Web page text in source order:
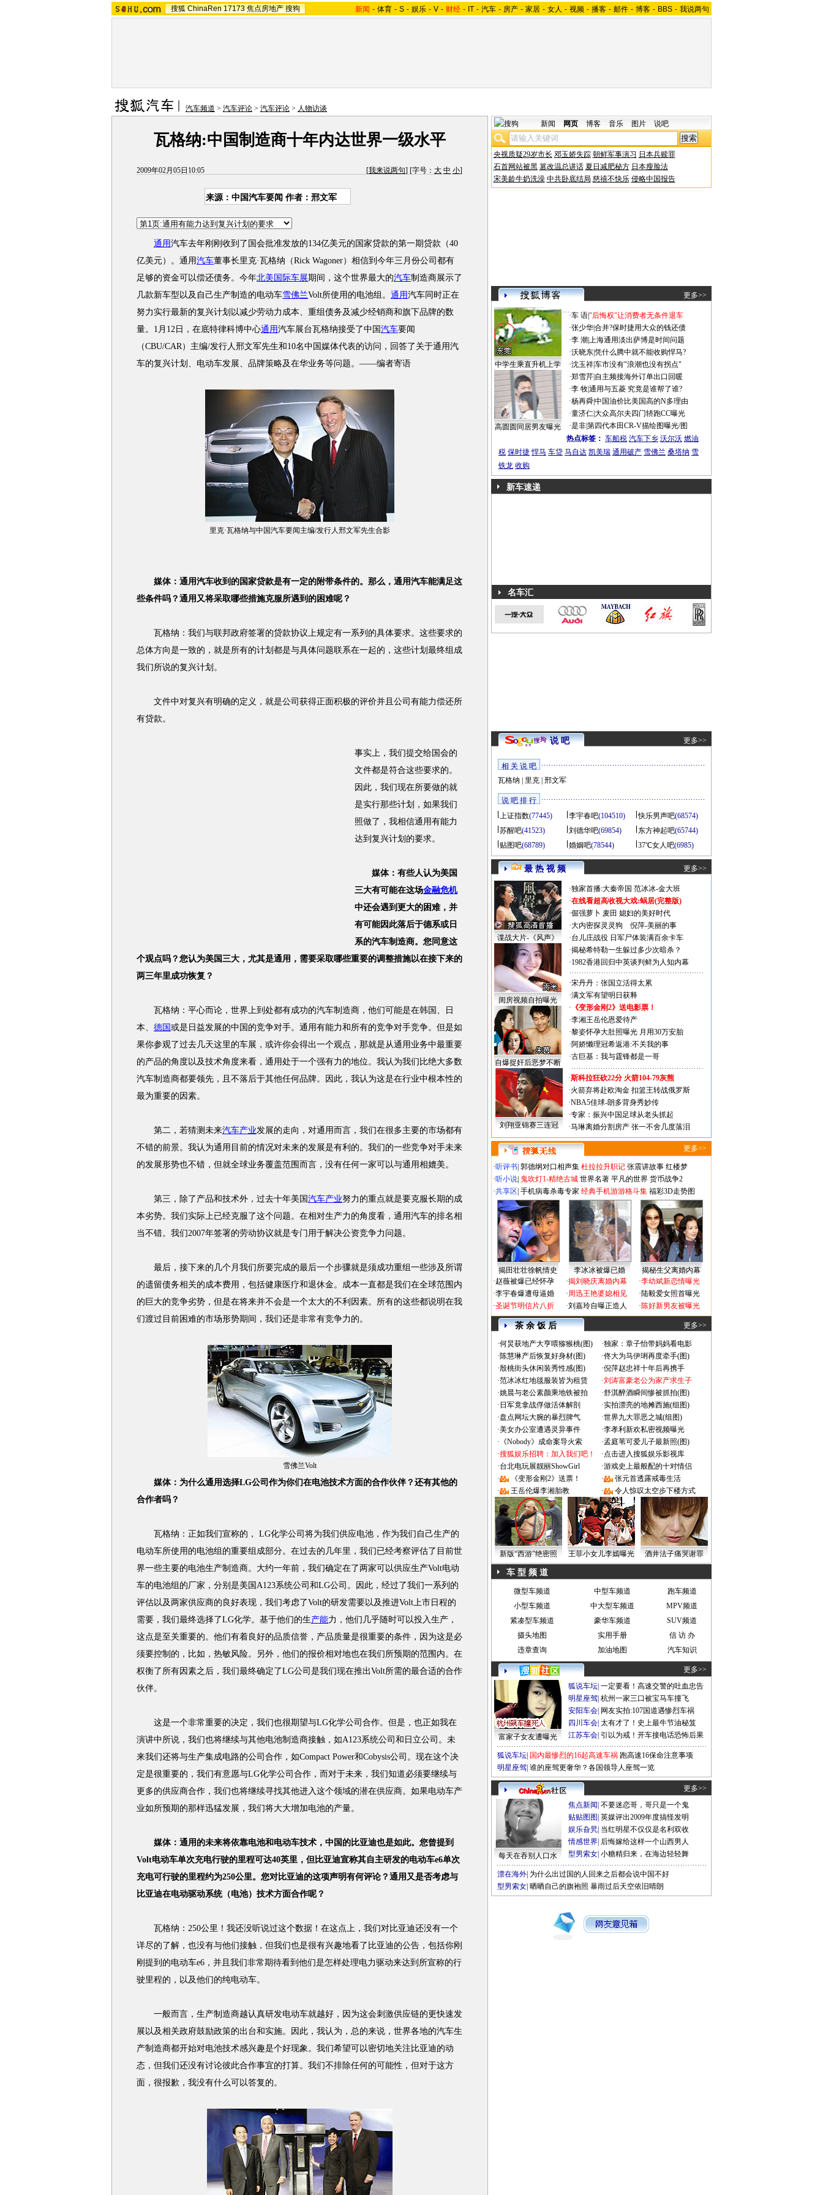
搜狐 ChinaRen 17173 焦点房地产 搜狗 新闻 - 体育 - S - 娱乐 - V - 财经 - IT - 汽车 - 房产 - 家居 - 女人 - 视频 - 播客 - 邮件 - 博客 - BBS - 我说两句
汽车频道 > 汽车评论 > 汽车评论 > 人物访谈
瓦格纳:中国制造商十年内达世界一级水平
2009年02月05日10:05 [我来说两句] [字号： 大 中 小]
来源：中国汽车要闻 作者：邢文军
通用汽车去年刚刚收到了国会批准发放的134亿美元的国家贷款的第一期贷款（40
亿美元）。通用汽车董事长里克·瓦格纳（Rick Wagoner）相信到今年三月份公司都有
足够的资金可以偿还债务。今年北美国际车展期间，这个世界最大的汽车制造商展示了
几款新车型以及自己生产制造的电动车雪佛兰Volt所使用的电池组。 通用汽车同时正在
努力实行最新的复兴计划以减少劳动力成本、重组债务及减少经销商和旗下品牌的数
量。1月12日，在底特律科博中心通用汽车展台瓦格纳接受了中国 汽车要闻
（CBU/CAR）主编/发行人邢文军先生和10名中国媒体代表的访问，回答了关于通用汽
车的复兴计划、电动车发展、品牌策略及在华业务等问题。——编者寄语
里克·瓦格纳与中国汽车要闻主编/发行人邢文军先生合影
媒体：通用汽车收到的国家贷款是有一定的附带条件的。那么，通用汽车能满足这
些条件吗？通用又将采取哪些措施克服所遇到的困难呢？
瓦格纳：我们与联邦政府签署的贷款协议上规定有一系列的具体要求。这些要求的
总体方向是一致的，就是所有的计划都是与具体问题联系在一起的，这些计划最终组成
我们所说的复兴计划。
文件中对复兴有明确的定义，就是公司获得正面积极的评价并且公司有能力偿还所
有贷款。
事实上，我们提交给国会的
文件都是符合这些要求的。
因此，我们现在所要做的就
是实行那些计划，如果我们
照做了，我相信通用有能力
达到复兴计划的要求。
媒体：有些人认为美国
三大有可能在这场金融危机
中还会遇到更大的困难，并
有可能因此落后于德系或日
系的汽车制造商。您同意这
个观点吗？您认为美国三大，尤其是通用，需要采取哪些重要的调整措施以在接下来的
两三年里成功恢复？
瓦格纳：平心而论，世界上到处都有成功的汽车制造商，他们可能是在韩国、日
本、 德国 或是日益发展的中国的竞争对手。通用有能力和所有的竞争对手竞争。但是如
果你参观了过去几天这里的车展，或许你会得出一个观点，那就是从通用业务中最重要
的产品的角度以及技术角度来看，通用处于一个强有力的地位。我认为我们比绝大多数
汽车制造商都要领先，且不落后于其他任何品牌。因此，我认为这是在行业中根本性的
最为重要的因素。
第二，若猜测未来汽车产业发展的走向，对通用而言，我们在很多主要的市场都有
不错的前景。我认为通用目前的情况对未来的发展是有利的。我们的一些竞争对手未来
的发展形势也不错，但就全球业务覆盖范围而言，没有任何一家可以与通用相媲美。
第三，除了产品和技术外，过去十年美国 汽车产业努力的重点就是要克服长期的成
本劣势。我们实际上已经克服了这个问题。在相对生产力的角度看，通用汽车的排名相
当不错。我们2007年签署的劳动协议就是专门用于解决公资竞争力问题。
最后，接下来的几个月我们所要完成的最后一个步骤就是须成功重组一些涉及所谓
的遗留债务相关的成本费用，包括健康医疗和退休金。成本一直都是我们在全球范围内
的巨大的竞争劣势，但是在将来并不会是一个太大的不利因素。所有的这些都说明在我
们渡过目前困难的市场形势期间，我们还是非常有竞争力的。
雪佛兰Volt
媒体：为什么通用选择LG公司作为你们在电池技术方面的合作伙伴？还有其他的
合作者吗？
瓦格纳：正如我们宣称的， LG化学公司将为我们供应电池，作为我们自己生产的
电动车所使用的电池组的重要组成部分。在过去的几年里，我们已经考察评估了目前世
界一些主要的电池生产制造商。大约一年前，我们确定在了两家可以供应生产Volt电动
车的电池组的厂家，分别是美国A123系统公司和LG公司。因此，经过了我们一系列的
评估以及两家供应商的良好表现，我们考虑了Volt的研发需要以及推进Volt上市日程的
需要，我们最终选择了LG化学。基于他们的生产能力，他们几乎随时可以投入生产，
这点是至关重要的。他们有着良好的品质信誉，产品质量是很重要的条件，因为这是必
须要控制的，比如，热敏风险。另外，他们的报价相对地也在我们所预期的范围内。在
权衡了所有因素之后，我们最终确定了LG公司是我们现在推出Volt所需的最合适的合作
伙伴。
这是一个非常重要的决定，我们也很期望与LG化学公司合作。但是，也正如我在
演讲中所说，我们也将继续与其他电池制造商接触，如A123系统公司和日立公司。未
来我们还将与生产集成电路的公司合作，如Compact Power和Cobysis公司。现在这个决
定是很重要的，我们有意愿与LG化学公司合作，而对于未来，我们知道必须要继续与
更多的供应商合作，我们也将继续寻找其他进入这个领域的潜在供应商。如果电动车产
业如所预期的那样迅猛发展，我们将大大增加电池的产量。
媒体：通用的未来将依靠电池和电动车技术，中国的比亚迪也是如此。您曾提到
Volt电动车单次充电行驶的里程可达40英里，但比亚迪宣称其自主研发的电动车e6单次
充电可行驶的里程约为250公里。您对比亚迪的这项声明有何评论？通用又是否考虑与
比亚迪在电动驱动系统（电池）技术方面合作呢？
瓦格纳：250公里！我还没听说过这个数据！在这点上，我们对比亚迪还没有一个
详尽的了解，也没有与他们接触，但我们也是很有兴趣地看了比亚迪的公告，包括你刚
刚提到的电动车e6，并且我们非常期待看到他们是怎样处理电力驱动来达到所宣称的行
驶里程的，以及他们的纯电动车。
一般而言，生产制造商越认真研发电动车就越好，因为这会刺激供应链的更快速发
展以及相关政府鼓励政策的出台和实施。因此，我认为，总的来说，世界各地的汽车生
产制造商都开始对电池技术感兴趣是个好现象。我们希望可以密切地关注比亚迪的动
态，但我们还没有讨论彼此合作事宜的打算。我们不排除任何的可能性，但对于这方
面，很报歉，我没有什么可以答复的。
新闻 网页 博客 音乐 图片 说吧
央视质疑29岁市长 邓玉娇失踪 朝鲜军事演习 日本兵赎罪
石首网站被黑 篡改温总讲话 夏日减肥秘方 日本瘦脸法
宋美龄牛奶洗澡 中共卧底结局 慈禧不快乐 侵略中国报告
更多>>
中学生乘直升机上学
高圆圆同居男友曝光
·车 语|"后悔权"让消费者无条件退车
·张少华|合并?保时捷用大众的钱还债
·李 潮 上海通用淡出萨博是时间问题
·沃晓东|凭什么腾中就不能收购悍马?
·沈玉祥|车市没有"浪潮也没有拐点"
·郑雪芹| 自主频接海外订单出口回暖
·李 牧|通用与五菱 究竟是谁帮了谁?
·杨再舜|中国油价比美国高的N多理由
·童济仁|大众高尔夫四门轿跑CC曝光
·是非|第四代本田CR-V描绘图曝光/图
热点标签： 车船税 汽车下乡 沃尔沃 燃油
税 保时捷 悍马 车贷 马自达 凯美瑞 通用破产 雪佛兰 桑塔纳 雪
铁龙 收购
新车速递
名车汇
说 吧 更多>>
相 关 说 吧
瓦格纳
里克| 邢文军
说 吧 排 行
上证指数(77445) 李宇春吧(104510) 快乐男声吧(68574)
苏醒吧(41523) 刘德华吧(69854) 东方神起吧(65744)
贴图吧(68789) 婚姻吧(78544) 37℃女人吧(6985)
最 热 视 频 更多>>
谍战大片-《风声》
闺房视频自拍曝光
自爆捉奸后恶梦不断
·独家首播:大秦帝国 范冰冰-金大班
·在线看超高收视大戏:蜗居(完整版)
·倔强萝卜 麦田 媳妇的美好时代
·大内密探灵灵狗
倪萍-美丽的事
·台儿庄战役 日军尸体装满百余卡车
·揭秘希特勒一生躲过多少次暗杀？
·1982香港回归中英谈判鲜为人知内幕
·宋丹丹：张国立活得太累
·满文军有望明日获释
· 《变形金刚2》送电影票！
·李湘王岳伦恩爱待产
·黎姿怀孕大肚照曝光 月用30万安胎
·阿娇懒理冠希返港:不关我的事
·古巨基：我与霆锋都是一哥
刘翔亚锦赛三连冠
·斯科拉狂砍22分 火箭104-79灰熊
·火箭弃将赴欧淘金 扣篮王转战俄罗斯
·NBA5佳球-朗多背身秀妙传
·专家：振兴中国足球从老头抓起
·马琳离婚分割房产 张一不舍几度落泪
更多>>
·听评书 郭德纲对口相声集 杜拉拉升职记 张震讲故事 红楼梦
·听小说 鬼吹灯1-精绝古城 世界名著 平凡的世界 货币战争2
·共享区 手机病毒杀毒专家 经典手机游游格斗集 福彩3D走势图
揭田壮壮徐帆情史 李冰冰被爆已婚
揭秘生父离婚内幕
·赵薇被爆已经怀孕
·李宇春爆遭母逼婚
·圣诞节明信片八折
·揭刘晓庆离婚内幕
·周迅王艳婆媳相见
·刘嘉玲自曝正造人
·李幼斌新恋情曝光
·陆毅爱女照首曝光
·陈好新男友被曝光
茶 余 饭 后 更多>>
·何炅获地产大亨喂猕猴桃(图) ·独家：章子怡带妈妈看电影
·陈慧琳产后恢复好身材(图) ·佟大为马伊琍再度牵手(图)
·殷桃街头休闲装秀性感(图) ·倪萍赵忠祥十年后再携手
·范冰冰红地毯服装皆为租赁 ·刘涛富豪老公为家产求生子
·姚晨与老公素颜乘地铁被拍 ·舒淇醉酒瞬间惨被抓拍(图)
· 日军竟拿战俘做活体解剖 ·实拍漂亮的地摊西施(组图)
·盘点网坛大腕的暴烈脾气 ·世界九大罪恶之城(组图)
·美女办公室遭遇灵异事件 ·李孝利新欢私密视频曝光
· 《Nobody》成命案导火索 ·孟庭苇可爱儿子最新照(图)
·搜狐娱乐招聘：加入我们吧！ ·点击进入搜狐娱乐影视库
·台北电玩展靓丽ShowGirl ·游戏史上最般配的十对情侣
·
《变形金刚2》送票！ ·
张元首透露戒毒生活
·
王岳伦爆李湘胎教 · 令人惊叹太空步下楼方式
新版“西游”绝密照 王菲小女儿李嫣曝光 酒井法子痛哭谢罪
车 型 频 道
微型车频道 中型车频道
跑车频道
小型车频道
中大型车频道
MPV频道
紧凑型车频道
豪华车频道
SUV频道
摄头地图
实用手册
信 访 办
违章查询
加油地图 汽车知识
更多>>
富家子女友遭曝光
狐说车坛 一定要看！高速交警的吐血忠告
明星座驾 杭州一家三口被宝马车撞飞
安阳车会 网友实拍:107国道遇惨烈车祸
四川车会 太有才了！史上最牛节油秘笈
江苏车会 引以为戒！开车接电话恐怖后果
狐说车坛 国内最惨烈的16起高速车祸 跑高速16保命注意事项
明星座驾 谁的座驾更奢华？各国领导人座驾一览
更多>>
每天在吞别人口水
焦点新闻 不要迷恋哥，哥只是一个鬼
贴贴图图 英媒评出2009年度搞怪发明
娱乐旮旯 当红明星不仅仅是名利双收
情感世界 后悔嫁给这样一个山西男人
型男索女 小糖精归来，在海边轻轻舞
漂在海外 为什么出过国的人回来之后都会说中国不好
型男索女 晒晒自己的旗袍照 暴雨过后天空依旧晴朗